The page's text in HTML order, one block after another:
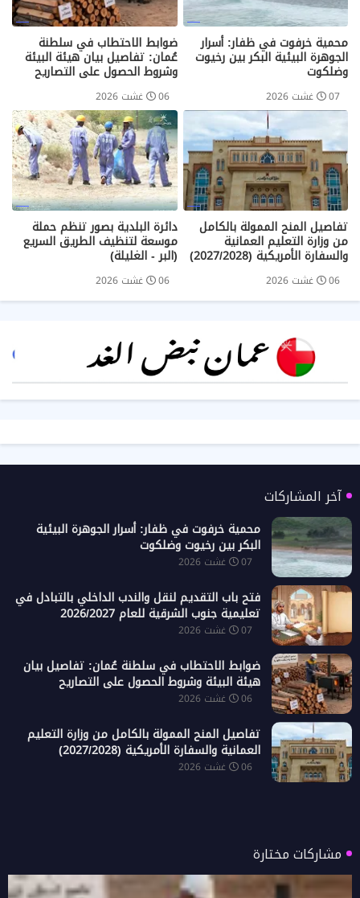
محمية خرفوت في ظفار: أسرار
الجوهرة البيئية البكر بين رخيوت
وضلكوت
07 غشت 2026
ضوابط الاحتطاب في سلطنة
عُمان: تفاصيل بيان هيئة البيئة
وشروط الحصول على التصاريح
06 غشت 2026
تفاصيل المنح الممولة بالكامل
من وزارة التعليم العمانية
والسفارة الأمريكية (2027/2028)
06 غشت 2026
دائرة البلدية بصور تنظم حملة
موسعة لتنظيف الطريق السريع
(البر - الغليلة)
06 غشت 2026
آخر المشاركات
محمية خرفوت في ظفار: أسرار الجوهرة البيئية
البكر بين رخيوت وضلكوت
07 غشت 2026
فتح باب التقديم لنقل والندب الداخلي بالتبادل في
تعليمية جنوب الشرقية للعام 2026/2027
07 غشت 2026
ضوابط الاحتطاب في سلطنة عُمان: تفاصيل بيان
هيئة البيئة وشروط الحصول على التصاريح
06 غشت 2026
تفاصيل المنح الممولة بالكامل من وزارة التعليم
العمانية والسفارة الأمريكية (2027/2028)
06 غشت 2026
مشاركات مختارة